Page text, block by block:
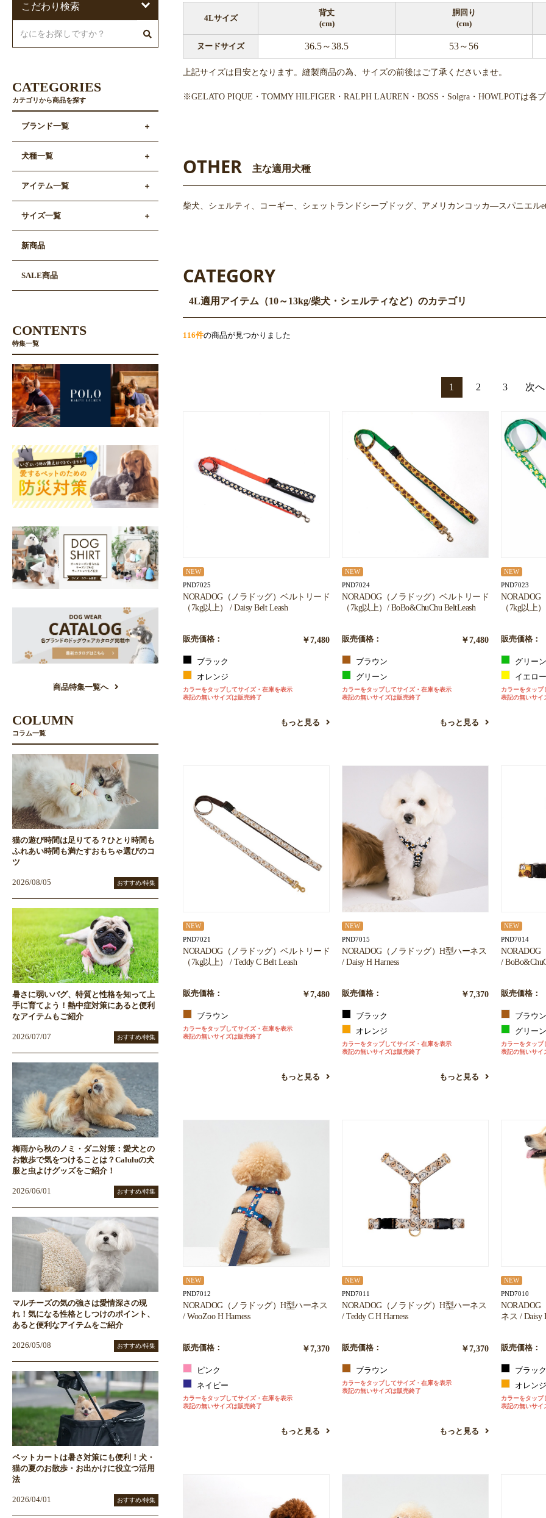
4Lサイズ
背丈
(cm)
胴回り
(cm)
ヌードサイズ 36.5～38.5 53～56
上記サイズは目安となります。縫製商品の為、サイズの前後はご了承くださいませ。
※GELATO PIQUE・TOMMY HILFIGER・RALPH LAUREN・BOSS・Solgra・HOWLPOTは
OTHER 主な適用犬種
柴犬、シェルティ、コーギー、シェットランドシープドッグ、アメリカンコッカ―スパニエル
CATEGORY
4L適用アイテム（10～13kg/柴犬・シェルティなど）のカテゴリ
116件の商品が見つかりました
1 2 3 次へ
NEW
PND7025
NORADOG（ノラドッグ）ベルトリード
（7kg以上） / Daisy Belt Leash
販売価格： ￥7,480
ブラック
オレンジ
カラーをタップしてサイズ・在庫を表示
表記の無いサイズは販売終了
もっと見る
NEW
PND7024
NORADOG（ノラドッグ）ベルトリード
（7kg以上）/ BoBo&ChuChu BeltLeash
販売価格： ￥7,480
ブラウン
グリーン
カラーをタップしてサイズ・在庫を表示
表記の無いサイズは販売終了
もっと見る
NEW
PND7023
NORADOG
（7kg以上
販売価格：
グリーン
イエロー
カラーをタップ
表記の無いサイ
NEW
PND7021
NORADOG（ノラドッグ）ベルトリード
（7kg以上） / Teddy C Belt Leash
販売価格： ￥7,480
ブラウン
カラーをタップしてサイズ・在庫を表示
表記の無いサイズは販売終了
もっと見る
NEW
PND7015
NORADOG（ノラドッグ）H型ハーネス
/ Daisy H Harness
販売価格： ￥7,370
ブラック
オレンジ
カラーをタップしてサイズ・在庫を表示
表記の無いサイズは販売終了
もっと見る
NEW
PND7014
NORADOG
/
販売価格：
ブラウン
グリーン
カラーをタップ
表記の無いサイ
NEW
PND7012
NORADOG（ノラドッグ）H型ハーネス
/ WooZoo H Harness
販売価格： ￥7,370
ピンク
ネイビー
カラーをタップしてサイズ・在庫を表示
表記の無いサイズは販売終了
もっと見る
NEW
PND7011
NORADOG（ノラドッグ）H型ハーネス
/ Teddy C H Harness
販売価格： ￥7,370
ブラウン
カラーをタップしてサイズ・在庫を表示
表記の無いサイズは販売終了
もっと見る
NEW
PND7010
NORADOG
ネス / Daisy
販売価格：
ブラック
オレンジ
カラーをタップ
表記の無いサイ
こだわり検索
CATEGORIES
カテゴリから商品を探す
ブランド一覧
犬種一覧
アイテム一覧
サイズ一覧
新商品
SALE商品
CONTENTS
特集一覧
商品特集一覧へ
COLUMN
コラム一覧
猫の遊び時間は足りてる？ひとり時間も
ふれあい時間も満たすおもちゃ選びのコ
ツ
2026/08/05 おすすめ/特集
暑さに弱いパグ、特質と性格を知って上
手に育てよう！熱中症対策にあると便利
なアイテムもご紹介
2026/07/07 おすすめ/特集
梅雨から秋のノミ・ダニ対策：愛犬との
お散歩で気をつけることは？Caluluの犬
服と虫よけグッズをご紹介！
2026/06/01 おすすめ/特集
マルチーズの気の強さは愛情深さの現
れ！気になる性格としつけのポイント、
あると便利なアイテムをご紹介
2026/05/08 おすすめ/特集
ペットカートは暑さ対策にも便利！犬・
猫の夏のお散歩・お出かけに役立つ活用
法
2026/04/01 おすすめ/特集